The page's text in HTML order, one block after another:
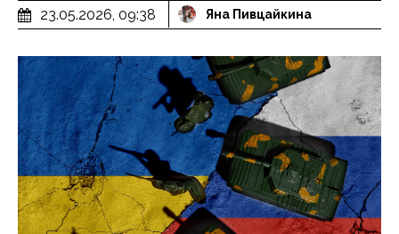
23.05.2026, 09:38 Яна Пивцайкина